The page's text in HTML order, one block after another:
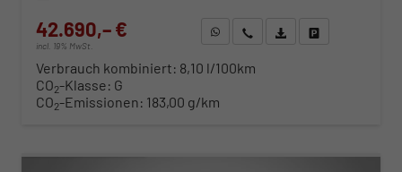
42.690,– €
incl. 19% MwSt.
WhatsApp anfragen
Wir rufen Sie anFahrzeugexposé (PDF)
Verbrauch kombiniert: 8,10 l/100km
CO2-Klasse: G
CO2-Emissionen: 183,00 g/km